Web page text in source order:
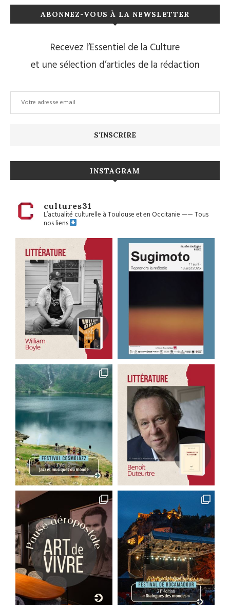
ABONNEZ-VOUS À LA NEWSLETTER
Recevez l’Essentiel de la Culture
et une sélection d’articles de la rédaction
INSTAGRAM
cultures31
L’actualité culturelle à Toulouse et en Occitanie——Tous
nos liens